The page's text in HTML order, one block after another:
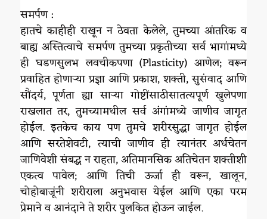
समर्पण :
हातचे काहीही राखून न ठेवता केलेले, तुमच्या आंतरिक व
बाह्य अस्तित्वाचे समर्पण तुमच्या प्रकृतीच्या सर्व भागांमध्ये
ही घडणसुलभ लवचीकपणा (Plasticity) आणेल; वरून
प्रवाहित होणाऱ्या प्रज्ञा आणि प्रकाश, शक्ती, सुसंवाद आणि
सौंदर्य, पूर्णता ह्या साऱ्या गोष्टींसाठीसातत्यपूर्ण खुलेपणा
राखलात तर, तुमच्यामधील सर्व अंगांमध्ये जाणीव जागृत
होईल. इतकेच काय पण तुमचे शरीरसुद्धा जागृत होईल
आणि सरतेशेवटी, त्याची जाणीव ही त्यानंतर अर्धचेतन
जाणिवेशी संबद्ध न राहता, अतिमानसिक अतिचेतन शक्तीशी
एकत्व पावेल; आणि तिची ऊर्जा ही वरून, खालून,
चोहोबाजूंनी शरीराला अनुभवास येईल आणि एका परम
प्रेमाने व आनंदाने ते शरीर पुलकित होऊन जाईल.